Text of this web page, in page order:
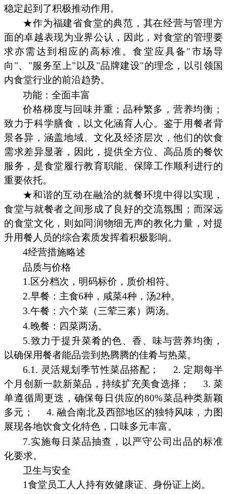
稳定起到了积极推动作用。
★作为福建省食堂的典范，其在经营与管理方
面的卓越表现为业界公认，因此，对食堂的管理要
求亦需达到相应的高标准。食堂应具备"市场导
向"、"服务至上"以及"品牌建设"的理念，以引领国
内食堂行业的前沿趋势。
功能：全面丰富
价格梯度与回味并重；品种繁多，营养均衡；
致力于科学膳食，以文化涵育人心。鉴于用餐者背
景各异，涵盖地域、文化及经济层次，他们的饮食
需求差异显著，因此，提供全方位、高品质的餐饮
服务，是食堂履行教育职能、保障工作顺利进行的
重要依托。
★和谐的互动在融洽的就餐环境中得以实现，
食堂与就餐者之间形成了良好的交流氛围；而深远
的食堂文化，则如同润物细无声的教化力量，对提
升用餐人员的综合素质发挥着积极影响。
4经营措施略述
品质与价格
1.区分档次，明码标价，质价相符。
2.早餐：主食6种，咸菜4种，汤2种。
3.午餐：六个菜（三荤三素）两汤。
4.晚餐：四菜两汤。
5.致力于提升菜肴的色、香、味与营养均衡，
以确保用餐者能品尝到热腾腾的佳肴与热菜。
6.1. 灵活规划季节性菜品搭配；
2. 定期每半
个月创新一款新菜品，持续扩充美食选择；
3. 菜
单遵循周更迭，确保每日供应的80%菜品种类新颖
多元；
4. 融合南北及西部地区的独特风味，力图
展现各地饮食文化特色，口味多元丰富。
7.实施每日菜品抽查，以严守公司出品的标准
化要求。
卫生与安全
1食堂员工人人持有效健康证、身份证上岗。